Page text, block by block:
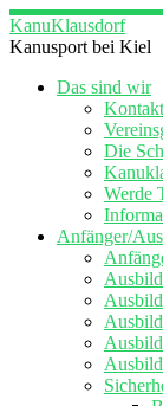
Zum
Inhalt
springen
KanuKlausdorf
Kanusport bei Kiel
Das sind wir
Kontakt
Die
Werde
Anfänger/